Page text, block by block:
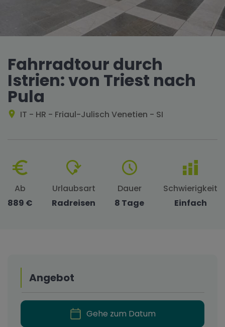
Fahrradtour durch
Istrien: von Triest nach
Pula
IT - HR - Friaul-Julisch Venetien - SI
Ab
889 €
Urlaubsart
Radreisen
Dauer
8 Tage
Schwierigkeit
Einfach
Angebot
Gehe zum Datum